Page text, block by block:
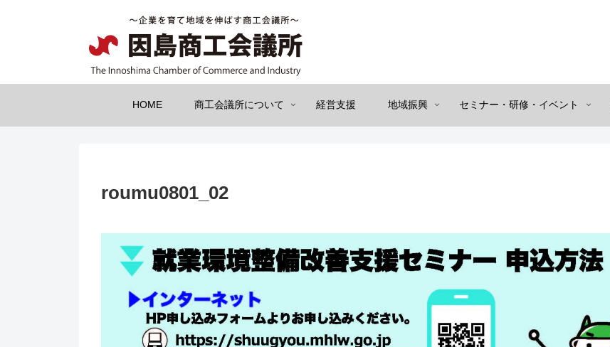
HOME 商工会議所について 経営支援 地域振興 セミナー・研修・イベント
roumu0801_02